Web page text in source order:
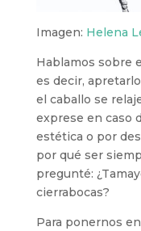
Imagen: Helena
Hablamos sobre
es decir,
el caballo se
exprese en caso
estética o por
por qué ser
pregunté:
cierrabocas?
Para ponernos